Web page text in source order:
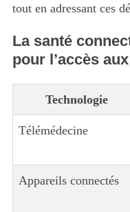
tout en adressant ces
La santé
pour l’accès
Technologie
Télémédecine
Appareils connectés